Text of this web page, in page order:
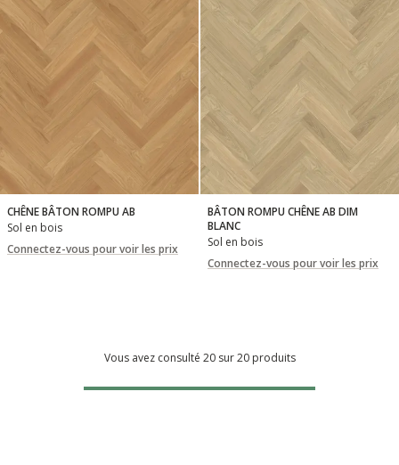
CHÊNE BÂTON ROMPU AB
Sol en bois
Connectez-vous pour voir les prix
BÂTON ROMPU CHÊNE AB DIM
BLANC
Sol en bois
Connectez-vous pour voir les prix
Vous avez consulté 20 sur 20 produits